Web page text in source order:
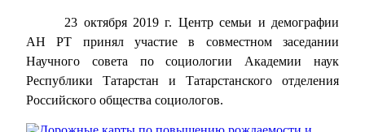
23 октября 2019 г. Центр семьи и демографии
АН РТ принял участие в совместном заседании
Научного совета по социологии Академии наук
Республики Татарстан и Татарстанского отделения
Российского общества социологов.